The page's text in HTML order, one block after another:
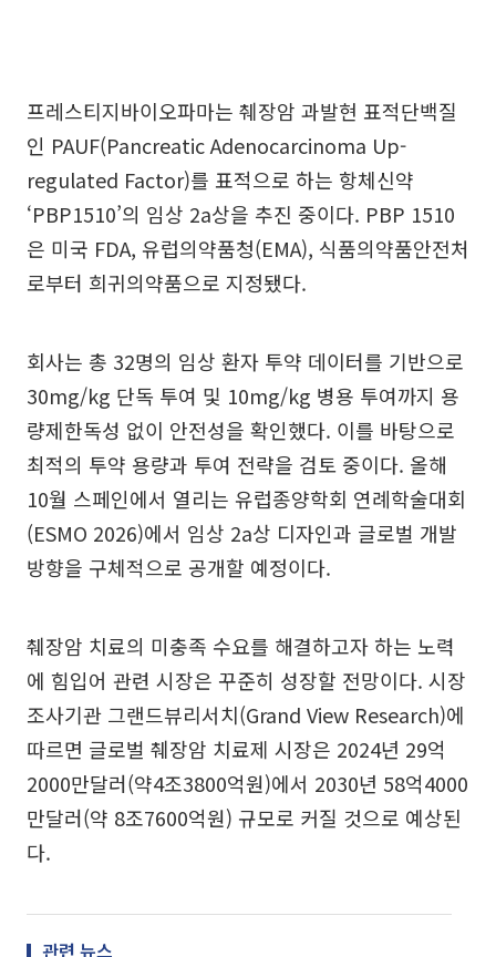
프레스티지바이오파마는 췌장암 과발현 표적단백질
인 PAUF(Pancreatic Adenocarcinoma Up-
regulated Factor)를 표적으로 하는 항체신약
‘PBP1510’의 임상 2a상을 추진 중이다. PBP 1510
은 미국 FDA, 유럽의약품청(EMA), 식품의약품안전처
로부터 희귀의약품으로 지정됐다.
회사는 총 32명의 임상 환자 투약 데이터를 기반으로
30mg/kg 단독 투여 및 10mg/kg 병용 투여까지 용
량제한독성 없이 안전성을 확인했다. 이를 바탕으로
최적의 투약 용량과 투여 전략을 검토 중이다. 올해
10월 스페인에서 열리는 유럽종양학회 연례학술대회
(ESMO 2026)에서 임상 2a상 디자인과 글로벌 개발
방향을 구체적으로 공개할 예정이다.
췌장암 치료의 미충족 수요를 해결하고자 하는 노력
에 힘입어 관련 시장은 꾸준히 성장할 전망이다. 시장
조사기관 그랜드뷰리서치(Grand View Research)에
따르면 글로벌 췌장암 치료제 시장은 2024년 29억
2000만달러(약4조3800억원)에서 2030년 58억4000
만달러(약 8조7600억원) 규모로 커질 것으로 예상된
다.
관련 뉴스